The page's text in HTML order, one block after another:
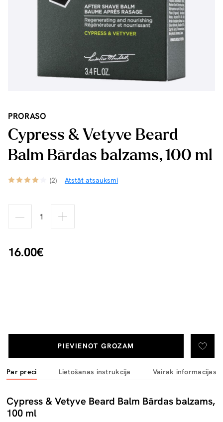
PRORASO
Cypress & Vetyve Beard
Balm Bārdas balzams, 100 ml
(2) Atstāt atsauksmi
16.00€
PIEVIENOT GROZAM
Par preci Lietošanas instrukcija Vairāk informācijas
Cypress & Vetyve Beard Balm Bārdas balzams,
100 ml